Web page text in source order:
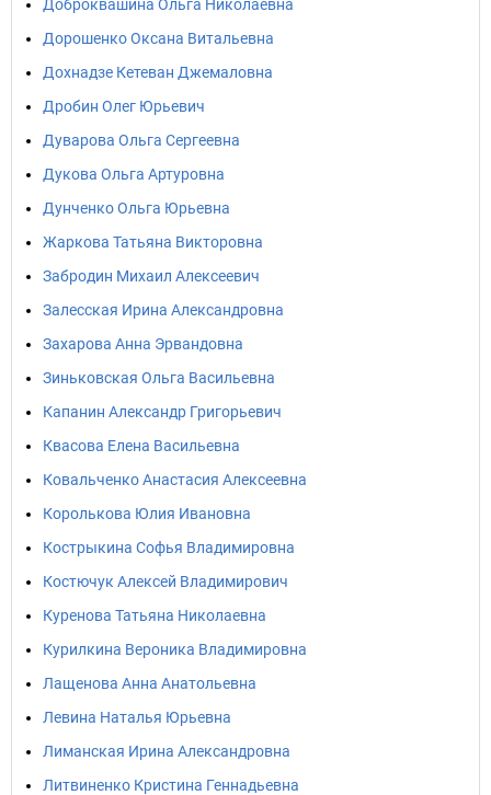
Доброквашина Ольга Николаевна
Дорошенко Оксана Витальевна
Дохнадзе Кетеван Джемаловна
Дробин Олег Юрьевич
Дуварова Ольга Сергеевна
Дукова Ольга Артуровна
Дунченко Ольга Юрьевна
Жаркова Татьяна Викторовна
Забродин Михаил Алексеевич
Залесская Ирина Александровна
Захарова Анна Эрвандовна
Зиньковская Ольга Васильевна
Капанин Александр Григорьевич
Квасова Елена Васильевна
Ковальченко Анастасия Алексеевна
Королькова Юлия Ивановна
Кострыкина Софья Владимировна
Костючук Алексей Владимирович
Куренова Татьяна Николаевна
Курилкина Вероника Владимировна
Лащенова Анна Анатольевна
Левина Наталья Юрьевна
Лиманская Ирина Александровна
Литвиненко Кристина Геннадьевна